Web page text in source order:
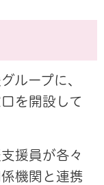
ループに、
を開設して
援員が各々
機関と連携